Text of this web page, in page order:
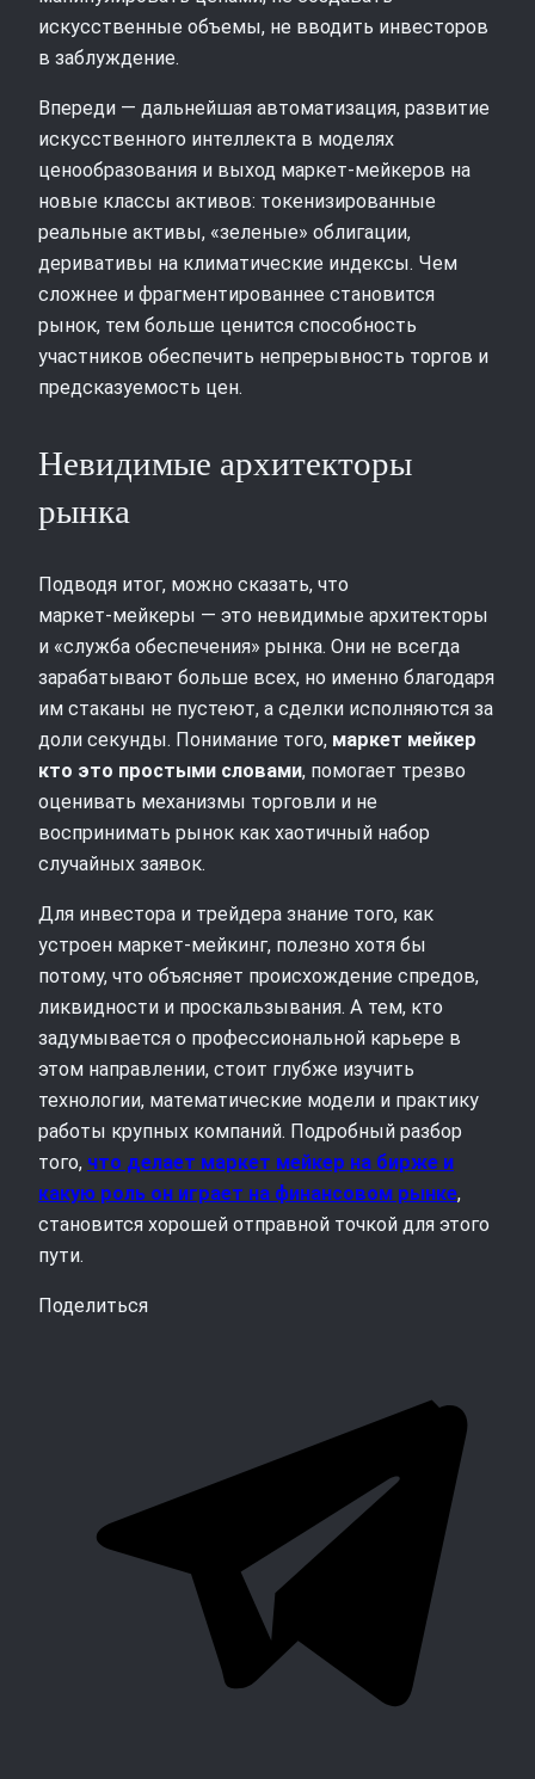
искусственные объемы, не вводить инвесторов
в заблуждение.
Впереди — дальнейшая автоматизация, развитие
искусственного интеллекта в моделях
ценообразования и выход маркет‑мейкеров на
новые классы активов: токенизированные
реальные активы, «зеленые» облигации,
деривативы на климатические индексы. Чем
сложнее и фрагментированнее становится
рынок, тем больше ценится способность
участников обеспечить непрерывность торгов и
предсказуемость цен.
Невидимые архитекторы
рынка
Подводя итог, можно сказать, что
маркет‑мейкеры — это невидимые архитекторы
и «служба обеспечения» рынка. Они не всегда
зарабатывают больше всех, но именно благодаря
им стаканы не пустеют, а сделки исполняются за
доли секунды. Понимание того, маркет мейкер
кто это простыми словами, помогает трезво
оценивать механизмы торговли и не
воспринимать рынок как хаотичный набор
случайных заявок.
Для инвестора и трейдера знание того, как
устроен маркет‑мейкинг, полезно хотя бы
потому, что объясняет происхождение спредов,
ликвидности и проскальзывания. А тем, кто
задумывается о профессиональной карьере в
этом направлении, стоит глубже изучить
технологии, математические модели и практику
работы крупных компаний. Подробный разбор
того, что делает маркет мейкер на бирже и
какую роль он играет на финансовом рынке,
становится хорошей отправной точкой для этого
пути.
Поделиться